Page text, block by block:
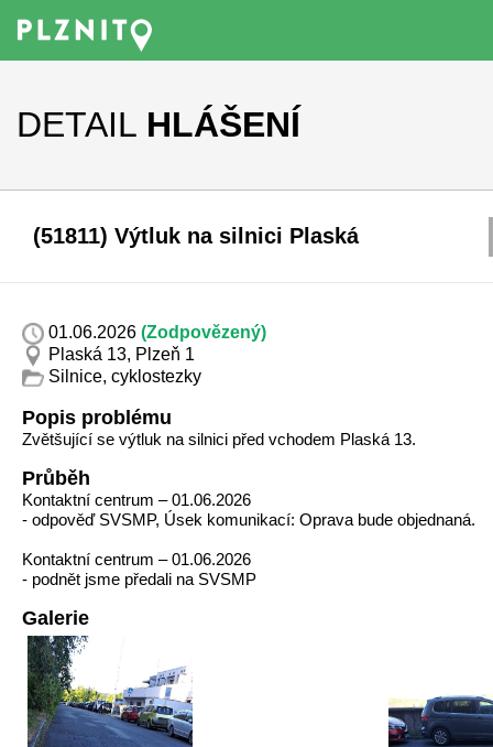
DETAIL HLÁŠENÍ
(51811) Výtluk na silnici Plaská
01.06.2026 (Zodpovězený)
Plaská 13, Plzeň 1
Silnice, cyklostezky
Popis problému
Zvětšující se výtluk na silnici před vchodem Plaská 13.
Průběh
Kontaktní centrum – 01.06.2026
- odpověď SVSMP, Úsek komunikací: Oprava bude objednaná.
Kontaktní centrum – 01.06.2026
- podnět jsme předali na SVSMP
Galerie